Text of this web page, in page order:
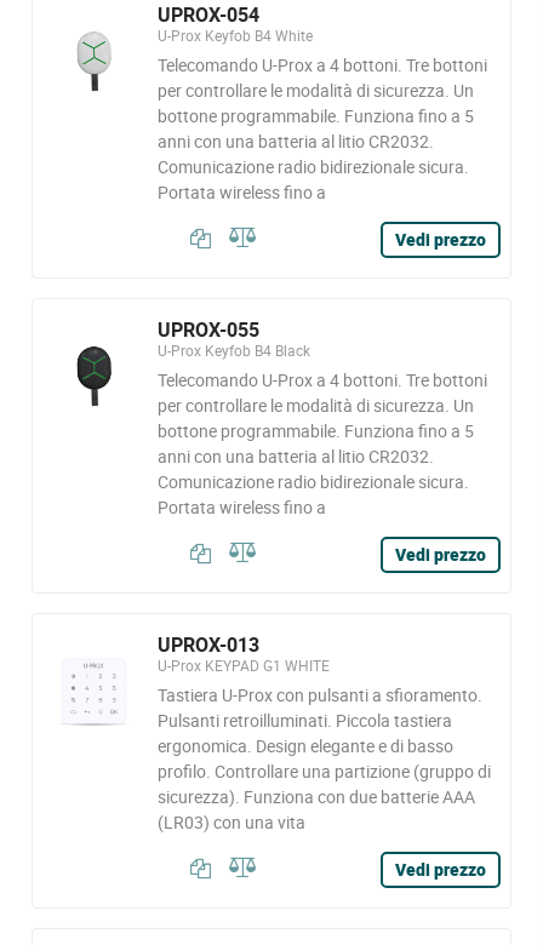
UPROX-054
U-Prox Keyfob B4 White
Telecomando U-Prox a 4 bottoni. Tre bottoni
per controllare le modalità di sicurezza. Un
bottone programmabile. Funziona fino a 5
anni con una batteria al litio CR2032.
Comunicazione radio bidirezionale sicura.
Portata wireless fino a
Vedi prezzo
UPROX-055
U-Prox Keyfob B4 Black
Telecomando U-Prox a 4 bottoni. Tre bottoni
per controllare le modalità di sicurezza. Un
bottone programmabile. Funziona fino a 5
anni con una batteria al litio CR2032.
Comunicazione radio bidirezionale sicura.
Portata wireless fino a
Vedi prezzo
UPROX-013
U-Prox KEYPAD G1 WHITE
Tastiera U-Prox con pulsanti a sfioramento.
Pulsanti retroilluminati. Piccola tastiera
ergonomica. Design elegante e di basso
profilo. Controllare una partizione (gruppo di
sicurezza). Funziona con due batterie AAA
(LR03) con una vita
Vedi prezzo